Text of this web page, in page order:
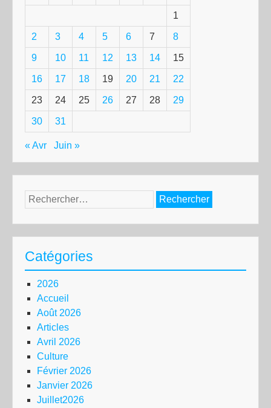
1
2 3 4 5 6 7 8
9 10 11 12 13 14 15
16 17 18 19 20 21 22
23 24 25 26 27 28 29
30 31
« Avr Juin »
Rechercher :
Catégories
2026
Accueil
Août 2026
Articles
Avril 2026
Culture
Février 2026
Janvier 2026
Juillet2026